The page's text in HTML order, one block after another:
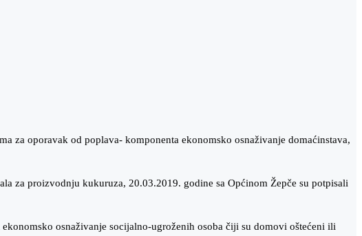
za oporavak od poplava- komponenta ekonomsko osnaživanje domaćinstava,
za proizvodnju kukuruza, 20.03.2019. godine sa Općinom Žepče su potpisali
osnaživanje socijalno-ugroženih osoba čiji su domovi oštećeni ili